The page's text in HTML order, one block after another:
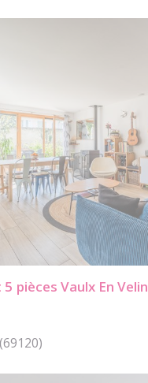
5 pièces Vaulx En Velin